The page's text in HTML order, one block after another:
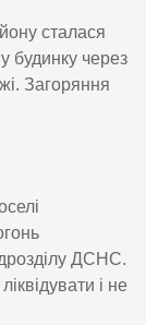
сталася
будинку через
Загоряння
ДСНС.
і не